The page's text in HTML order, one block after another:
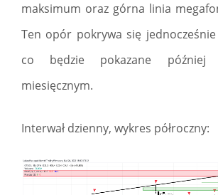
maksimum oraz górna linia
Ten opór pokrywa się
co będzie pokazane później
miesięcznym.
Interwał dzienny, wykres półroczny: